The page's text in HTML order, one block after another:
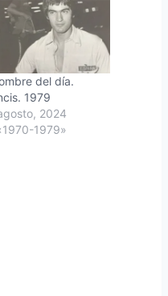
del día.
1979
2024
1979»